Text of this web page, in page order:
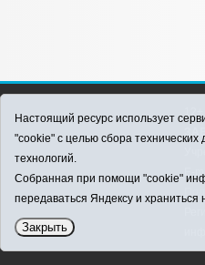
E-
Настоящий ресурс использует
"cookie" с целью сбора
технологий.
Собранная при помощи "cookie"
передаваться Яндексу и
Закрыть